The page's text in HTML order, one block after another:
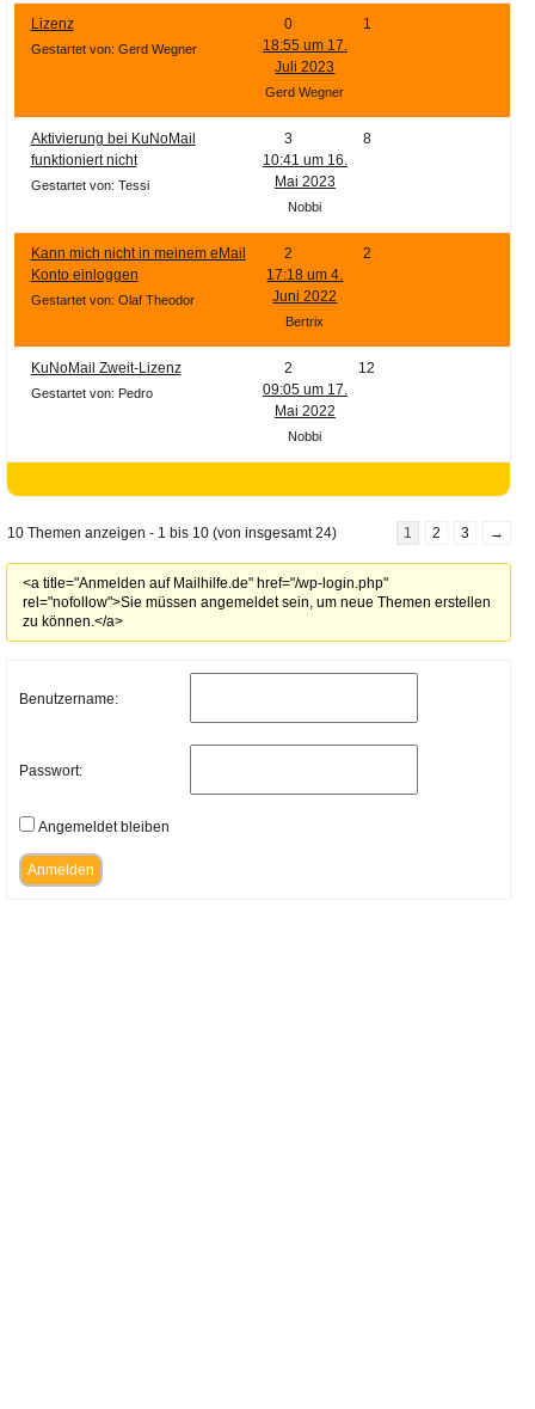
Lizenz
Gestartet von: Gerd Wegner
0
1
18:55 um 17.
Juli 2023
Gerd Wegner
Aktivierung bei KuNoMail
funktioniert nicht
Gestartet von: Tessi
3
8
10:41 um 16.
Mai 2023
Nobbi
Kann mich nicht in meinem eMail
Konto einloggen
Gestartet von: Olaf Theodor
2
2
17:18 um 4.
Juni 2022
Bertrix
KuNoMail Zweit-Lizenz
Gestartet von: Pedro
2
12
09:05 um 17.
Mai 2022
Nobbi
10 Themen anzeigen - 1 bis 10 (von insgesamt 24) 1 2 3 →
<a title="Anmelden auf Mailhilfe.de" href="/wp-login.php"
rel="nofollow">Sie müssen angemeldet sein, um neue Themen erstellen
zu können.</a>
Benutzername:
Passwort:
Angemeldet bleiben
Anmelden